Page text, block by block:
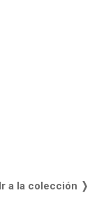
Ir a la colección ❭